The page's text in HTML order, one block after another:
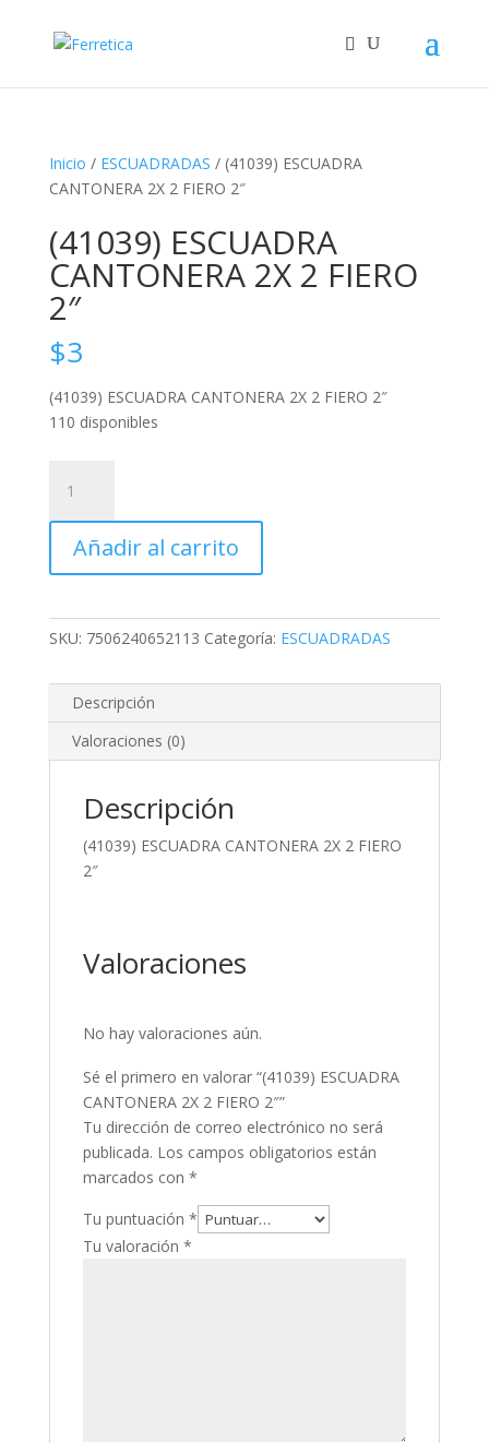
Inicio / ESCUADRADAS / (41039) ESCUADRA
CANTONERA 2X 2 FIERO 2″
(41039) ESCUADRA
CANTONERA 2X 2 FIERO
2″
$3
(41039) ESCUADRA CANTONERA 2X 2 FIERO 2″
110 disponibles
ESCUADRA
CANTONERA
2
2"
cantidad
Añadir al carrito
SKU: 7506240652113 Categoría: ESCUADRADAS
Descripción
Valoraciones (0)
Descripción
(41039) ESCUADRA CANTONERA 2X 2 FIERO
2″
Valoraciones
No hay valoraciones aún.
Sé el primero en valorar “(41039) ESCUADRA
CANTONERA 2X 2 FIERO 2″”
Tu dirección de correo electrónico no será
publicada. Los campos obligatorios están
marcados con *
Tu puntuación *
Tu valoración *